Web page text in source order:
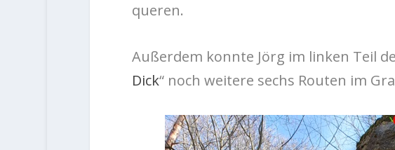
queren.
Außerdem konnte Jörg im linken Teil
Dick“ noch weitere sechs Routen im